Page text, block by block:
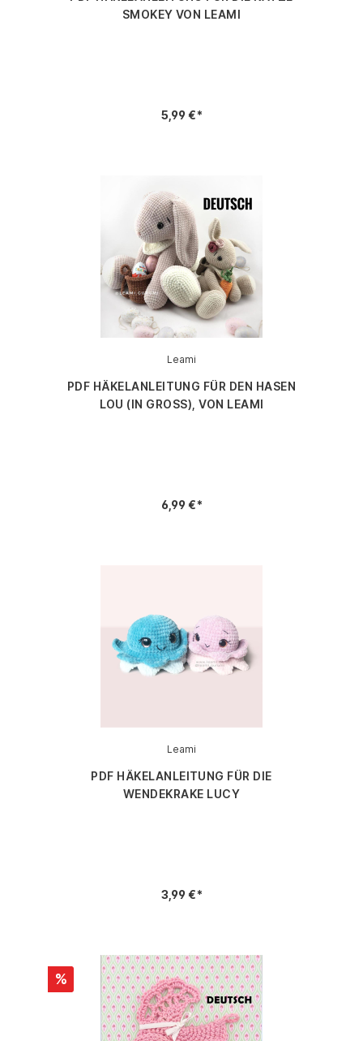
SMOKEY VON LEAMI
5,99 €*
Leami
PDF HÄKELANLEITUNG FÜR DEN HASEN
LOU (IN GROSS), VON LEAMI
6,99 €*
Leami
PDF HÄKELANLEITUNG FÜR DIE
WENDEKRAKE LUCY
3,99 €*
%